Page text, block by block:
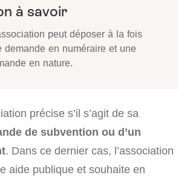
à savoir
peut déposer à la fois
demande en numéraire et une
en nature.
précise s’il s’agit de sa
de subvention ou d’un
. Dans ce dernier cas, l’association
aide publique et souhaite en